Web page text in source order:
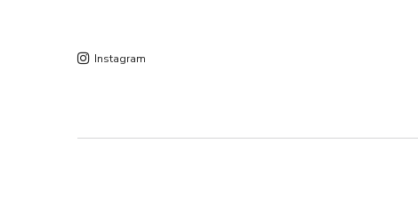
Instagram